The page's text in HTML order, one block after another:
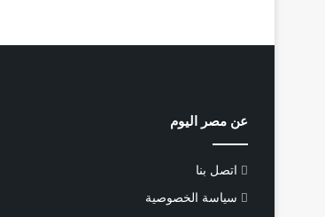
عن مصر اليوم
اتصل بنا
سياسة الخصوصية